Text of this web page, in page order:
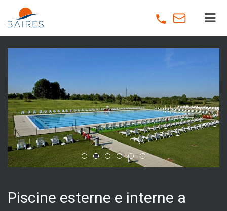
main
content
Piscine esterne e interne a